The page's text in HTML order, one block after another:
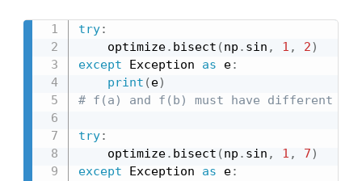
try:
    optimize
. bisect (np . sin , 1 , 2)
except Exception as e:
print (e)
# f(a) and f(b) must have different
try:
    optimize
. bisect (np . sin , 1 , 7)
except Exception as e: